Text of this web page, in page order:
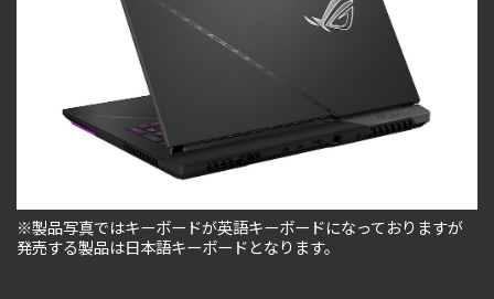
※製品写真ではキーボードが英語キーボードになっておりますが
発売する製品は日本語キーボードとなります。